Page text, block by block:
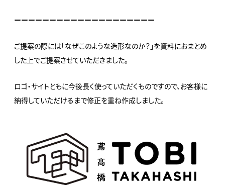
ーーーーーーーーーーーーーーーーーーーー
ご提案の際には「なぜこのような造形なのか？」を資料におまとめ
した上でご提案させていただきました。
ロゴ・サイトともに今後長く使っていただくものですので、お客様に
納得していただけるまで修正を重ね作成しました。